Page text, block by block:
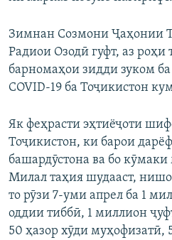
Зимнан Созмони Ҷаҳонии
Радиои Озодӣ гуфт, аз роҳи
барномаҳои зидди зуком
COVID-19 ба Тоҷикистон
Як феҳрасти эҳтиёҷоти
Тоҷикистон, ки барои
башардӯстона ва бо
Милал таҳия шудааст,
то рӯзи 7-уми апрел ба 1
оддии тиббӣ, 1 миллион
50 ҳазор хӯди муҳофизатӣ,